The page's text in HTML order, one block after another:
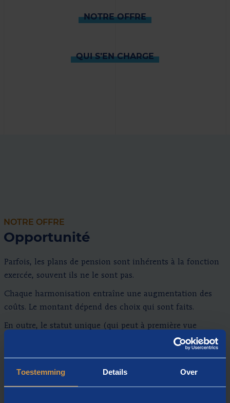
Toestemming Details Over
NOTRE OFFRE
QUI S’EN CHARGE
NOTRE OFFRE
Opportunité
Parfois, les plans de pension sont inhérents à la fonction
exercée, souvent ils ne le sont pas.
Chaque harmonisation entraîne une augmentation des
coûts. Le montant dépend des choix qui sont faits.
En outre, le statut unique (qui peut à première vue
apparaître comme une menace) peut être utilisé comme
une opportunité de remettre en question stratégiquement